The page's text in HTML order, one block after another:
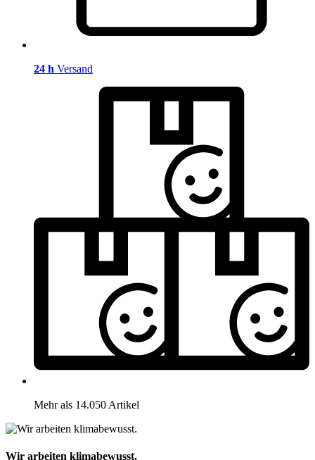
24 h Versand
Mehr als 14.050 Artikel
Wir arbeiten klimabewusst.